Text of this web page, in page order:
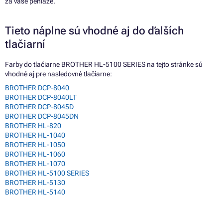
Tieto náplne sú vhodné aj do ďalších
tlačiarní
Farby do tlačiarne BROTHER HL-5100 SERIES na tejto stránke sú
vhodné aj pre nasledovné tlačiarne:
BROTHER DCP-8040
BROTHER DCP-8040LT
BROTHER DCP-8045D
BROTHER DCP-8045DN
BROTHER HL-820
BROTHER HL-1040
BROTHER HL-1050
BROTHER HL-1060
BROTHER HL-1070
BROTHER HL-5100 SERIES
BROTHER HL-5130
BROTHER HL-5140